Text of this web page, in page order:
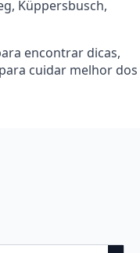
Küppersbusch,
encontrar dicas,
cuidar melhor dos